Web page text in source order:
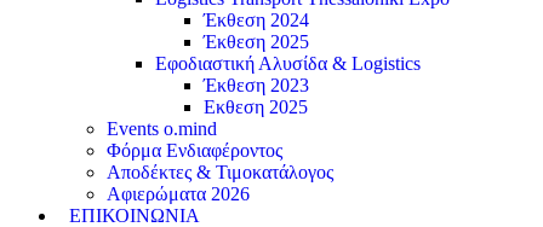
Έκθεση 2024
Έκθεση 2025
Εφοδιαστική Αλυσίδα & Logistics
Έκθεση 2023
Εκθεση 2025
Events o.mind
Φόρμα Ενδιαφέροντος
Αποδέκτες & Τιμοκατάλογος
Αφιερώματα 2026
ΕΠΙΚΟΙΝΩΝΙΑ